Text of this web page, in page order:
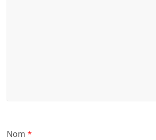
Nom*